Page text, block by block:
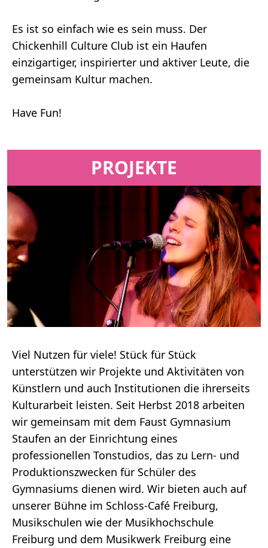
Es ist so einfach wie es sein muss. Der
Chickenhill Culture Club ist ein Haufen
einzigartiger, inspirierter und aktiver Leute, die
gemeinsam Kultur machen.
Have Fun!
PROJEKTE
Viel Nutzen für viele! Stück für Stück
unterstützen wir Projekte und Aktivitäten von
Künstlern und auch Institutionen die ihrerseits
Kulturarbeit leisten. Seit Herbst 2018 arbeiten
wir gemeinsam mit dem Faust Gymnasium
Staufen an der Einrichtung eines
professionellen Tonstudios, das zu Lern- und
Produktionszwecken für Schüler des
Gymnasiums dienen wird. Wir bieten auch auf
unserer Bühne im Schloss-Café Freiburg,
Musikschulen wie der Musikhochschule
Freiburg und dem Musikwerk Freiburg eine